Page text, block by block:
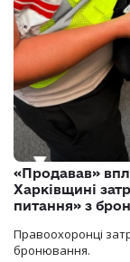
«Продавав»
Харківщині
питання» з
Правоохоронці
бронювання.